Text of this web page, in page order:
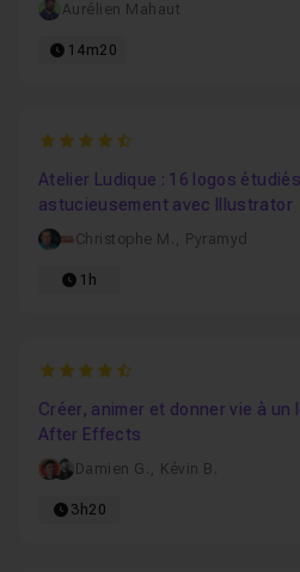
Aurélien Mahaut
14m20
4.8333333333333
Atelier Ludique : 16 logos
astucieusement avec Illustrator
Christophe M. , Pyramyd
1h
4.7
Créer, animer et donner vie à
After Effects
Damien G. , Kévin B.
3h20